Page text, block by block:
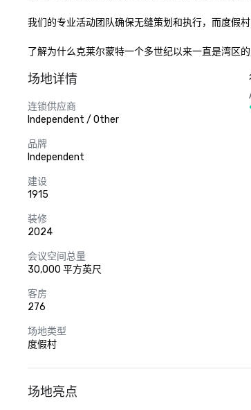
我们的专业活动团队确保无缝策划和执行，而度假
了解为什么克莱尔蒙特一个多世纪以来一直是湾区的
场地详情
连锁供应商
Independent / Other
品牌
Independent
建设
1915
装修
2024
会议空间总量
30,000 平方英尺
客房
276
场地类型
度假村
场地亮点